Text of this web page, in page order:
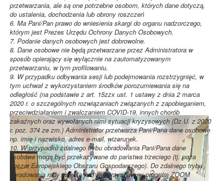
przetwarzania, ale są one potrzebne osobom, których dane dotyczą,
do ustalenia, dochodzenia lub obrony roszczeń
6. Ma Pani/Pan prawo do wniesienia skargi do organu nadzorczego,
którym jest Prezes Urzędu Ochrony Danych Osobowych.
7. Podanie danych osobowych jest dobrowolne.
8. Dane osobowe nie będą przetwarzane przez Administratora w
sposób opierający się wyłącznie na zautomatyzowanym
przetwarzaniu, w tym profilowaniu.
9. W przypadku odbywania sesji lub podejmowania rozstrzygnięć, w
tym uchwał z wykorzystaniem środków porozumiewania się na
odległość (na podstawie z art. 15zzx ust. 1 ustawy z dnia 2 marca
2020 r. o szczególnych rozwiązaniach związanych z zapobieganiem,
przeciwdziałaniem i zwalczaniem COVID-19, innych chorób
zakaźnych oraz wywołanych nimi sytuacji kryzysowych (Dz.U. z 2020
r. poz. 374 ze zm.) Administrator przetwarza Pani/Pana dane osobowe
np. imię i nazwisko, adres e-mail, wizerunek.
10. W przypadku zdalnego trybu obradowania Pani/Pana dane
osobowe mogą być przekazywane do państwa trzeciego (tj. poza
obszar Europejskiego Obszaru Gospodarczego). Do zdalnego trybu
obradowania rady osiedla jest wykorzystywany program ZOOM